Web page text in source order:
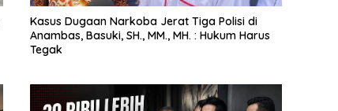
Kasus Dugaan Narkoba Jerat Tiga Polisi di
Anambas, Basuki, SH., MM., MH. : Hukum Harus
Tegak